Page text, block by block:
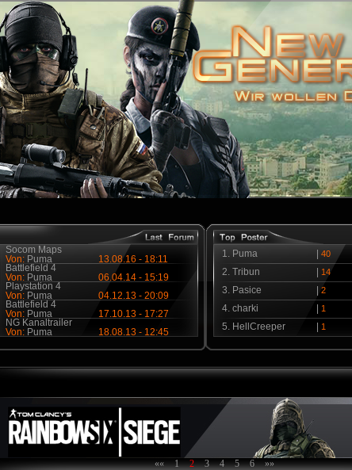
Socom Maps
Von: Puma 13.08.16 - 18:11
Battlefield 4
Von: Puma 06.04.14 - 15:19
Playstation 4
Von: Puma 04.12.13 - 20:09
Battlefield 4
Von: Puma 17.10.13 - 17:27
NG Kanaltrailer
Von: Puma 18.08.13 - 12:45
1. Puma 40
2. Tribun 14
3. Pasice 2
4. charki 1
5. HellCreeper 1
«« 1 2 3 4 5 6 »»